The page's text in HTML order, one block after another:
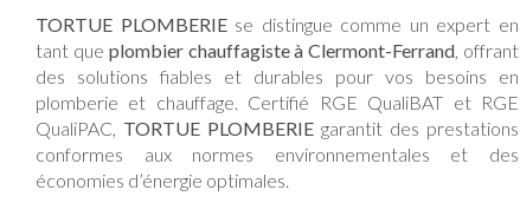
TORTUE PLOMBERIE se distingue comme un expert en
tant que plombier chauffagiste à Clermont-Ferrand, offrant
des solutions fiables et durables pour vos besoins en
plomberie et chauffage. Certifié RGE QualiBAT et RGE
QualiPAC, TORTUE PLOMBERIE garantit des prestations
conformes aux normes environnementales et des
économies d’énergie optimales.